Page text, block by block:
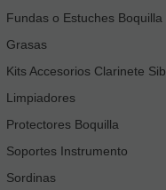
Fundas o Estuches Boquilla
Grasas
Kits Accesorios Clarinete Sib
Limpiadores
Protectores Boquilla
Soportes Instrumento
Sordinas